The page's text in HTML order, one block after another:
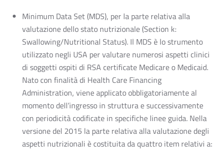
Minimum Data Set (MDS), per la parte relativa alla
valutazione dello stato nutrizionale (Section k:
Swallowing/Nutritional Status). Il MDS è lo strumento
utilizzato negli USA per valutare numerosi aspetti clinici
di soggetti ospiti di RSA certificate Medicare o Medicaid.
Nato con finalità di Health Care Financing
Administration, viene applicato obbligatoriamente al
momento dell’ingresso in struttura e successivamente
con periodicità codificate in specifiche linee guida. Nella
versione del 2015 la parte relativa alla valutazione degli
aspetti nutrizionali è costituita da quattro item relativi a: